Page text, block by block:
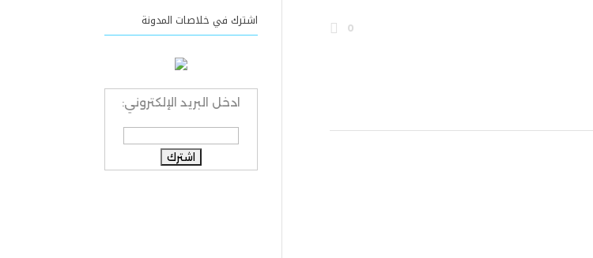
0 اشترك في خلاصات المدونة
ادخل البريد الإلكتروني: